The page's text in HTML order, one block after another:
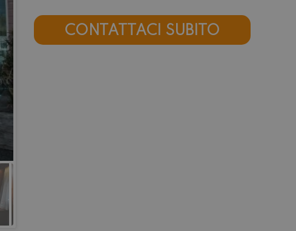
CONTATTACI SUBITO